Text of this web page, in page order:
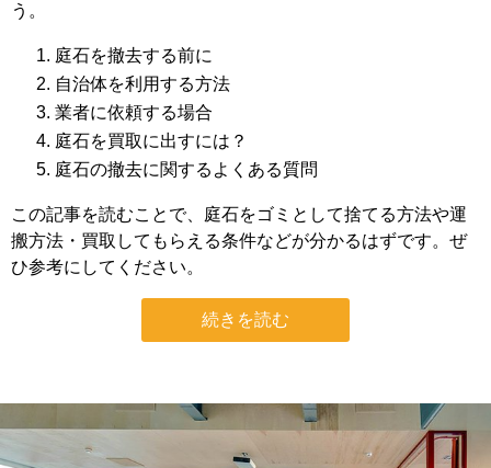
う。
庭石を撤去する前に
自治体を利用する方法
業者に依頼する場合
庭石を買取に出すには？
庭石の撤去に関するよくある質問
この記事を読むことで、庭石をゴミとして捨てる方法や運
搬方法・買取してもらえる条件などが分かるはずです。ぜ
ひ参考にしてください。
続きを読む